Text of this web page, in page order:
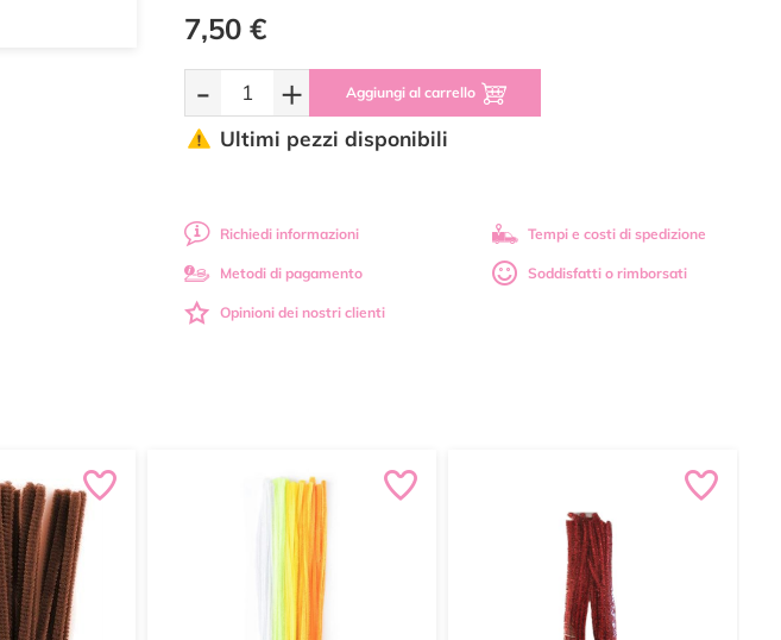
7,50 €
- + Aggiungi al carrello
Ultimi pezzi disponibili
Richiedi informazioni Tempi e costi di spedizione
Metodi di pagamento Soddisfatti o rimborsati
Opinioni dei nostri clienti